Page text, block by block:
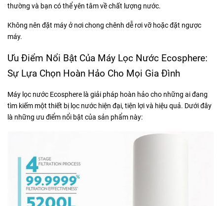
thường và bạn có thể yên tâm về chất lượng nước.
Không nên đặt máy ở nơi chong chênh dễ rơi vỡ hoặc đặt ngược
máy.
Ưu Điểm Nổi Bật Của Máy Lọc Nước Ecosphere:
Sự Lựa Chọn Hoàn Hảo Cho Mọi Gia Đình
Máy lọc nước Ecosphere là giải pháp hoàn hảo cho những ai đang
tìm kiếm một thiết bị lọc nước hiện đại, tiện lợi và hiệu quả. Dưới đây
là những ưu điểm nổi bật của sản phẩm này: